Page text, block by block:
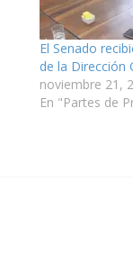
El Senado
de la Dirección
noviembre 21,
En "Partes de